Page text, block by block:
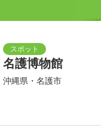
名護博物館
沖縄県・名護市